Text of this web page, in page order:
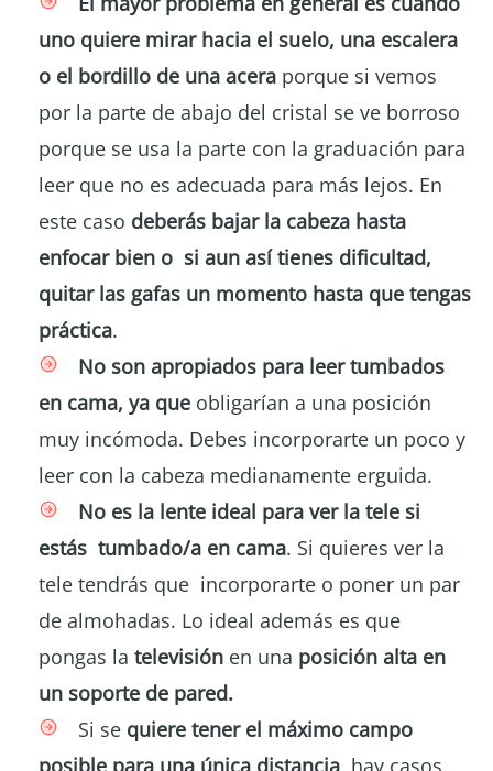
uno quiere mirar hacia el suelo, una escalera
o el bordillo de una acera porque si vemos
por la parte de abajo del cristal se ve borroso
porque se usa la parte con la graduación para
leer que no es adecuada para más lejos. En
este caso deberás bajar la cabeza hasta
enfocar bien o si aun así tienes dificultad,
quitar las gafas un momento hasta que tengas
práctica.
No son apropiados para leer tumbados
en cama, ya que obligarían a una posición
muy incómoda. Debes incorporarte un poco y
leer con la cabeza medianamente erguida.
No es la lente ideal para ver la tele si
estás tumbado/a en cama. Si quieres ver la
tele tendrás que incorporarte o poner un par
de almohadas. Lo ideal además es que
pongas la televisión en una posición alta en
un soporte de pared.
Si se quiere tener el máximo campo
posible para una única distancia , hay casos